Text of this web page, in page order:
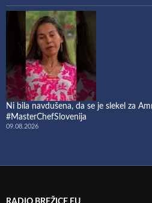
Ni bila navdušena, da se je slekel za
#MasterChefSlovenija
09.08.2026